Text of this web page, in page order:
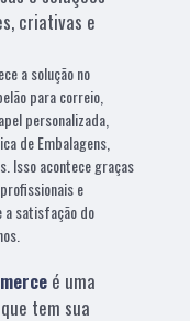
criativas e
a solução no
para correio,
personalizada,
de Embalagens,
Isso acontece graças
e
a satisfação do
é uma
tem sua